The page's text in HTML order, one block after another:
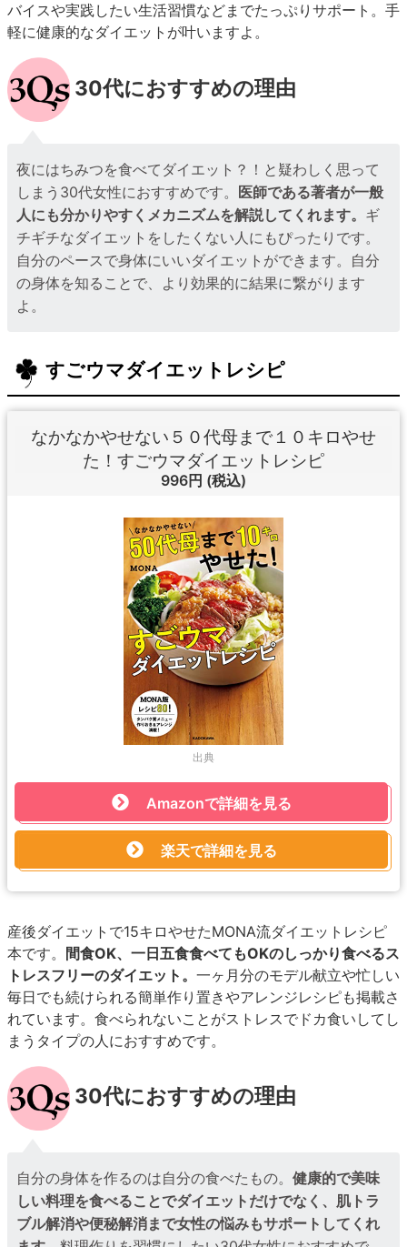
バイスや実践したい生活習慣などまでたっぷりサポート。手
軽に健康的なダイエットが叶いますよ。
30代におすすめの理由
夜にはちみつを食べてダイエット？！と疑わしく思って
しまう30代女性におすすめです。 医師である著者が一般
人にも分かりやすくメカニズムを解説してくれます。 ギ
チギチなダイエットをしたくない人にもぴったりです。
自分のペースで身体にいいダイエットができます。自分
の身体を知ることで、より効果的に結果に繋がります
よ。
すごウマダイエットレシピ
なかなかやせない５０代母まで１０キロやせ
た！すごウマダイエットレシピ
996円 (税込)
出典
Amazonで詳細を見る
楽天で詳細を見る
産後ダイエットで15キロやせたMONA流ダイエットレシピ
本です。 間食OK、一日五食食べてもOKのしっかり食べるス
トレスフリーのダイエット。 一ヶ月分のモデル献立や忙しい
毎日でも続けられる簡単作り置きやアレンジレシピも掲載さ
れています。食べられないことがストレスでドカ食いしてし
まうタイプの人におすすめです。
30代におすすめの理由
自分の身体を作るのは自分の食べたもの。健康的で美味
しい料理を食べることでダイエットだけでなく、肌トラ
ブル解消や便秘解消まで女性の悩みもサポートしてくれ